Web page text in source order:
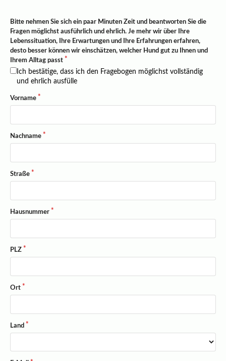
Bitte nehmen Sie sich ein paar Minuten Zeit und beantworten Sie die
Fragen möglichst ausführlich und ehrlich. Je mehr wir über Ihre
Lebenssituation, Ihre Erwartungen und Ihre Erfahrungen erfahren,
desto besser können wir einschätzen, welcher Hund gut zu Ihnen und
Ihrem Alltag passt
Ich bestätige, dass ich den Fragebogen möglichst vollständig
und ehrlich ausfülle
Vorname
Nachname
Straße
Hausnummer
PLZ
Ort
Land